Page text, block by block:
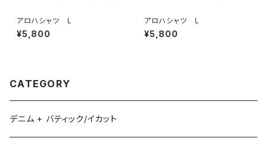
アロハシャツ L
¥5,800
アロハシャツ L
¥5,800
CATEGORY
デニム + バティック/イカット